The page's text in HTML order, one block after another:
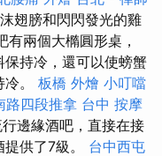
翅膀和閃閃發光的雞
有兩個大橢圓形桌，
持冷，還可以使螃蟹
。 板橋 外燴 小叮噹
路四段推拿 台中 按摩
邊緣酒吧，直接在接
供了7級。 台中西屯